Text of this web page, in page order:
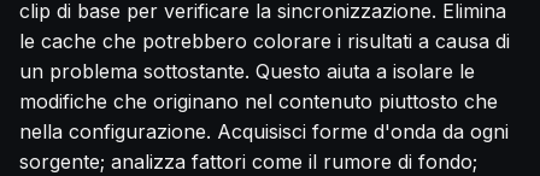
clip di base per verificare la sincronizzazione. Elimina
le cache che potrebbero colorare i risultati a causa di
un problema sottostante. Questo aiuta a isolare le
modifiche che originano nel contenuto piuttosto che
nella configurazione. Acquisisci forme d'onda da ogni
sorgente; analizza fattori come il rumore di fondo;